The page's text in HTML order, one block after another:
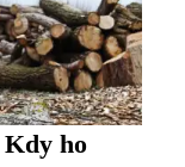
Kdy ho